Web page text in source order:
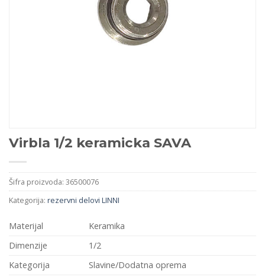
Virbla 1/2 keramicka SAVA
Šifra proizvoda: 36500076
Kategorija: rezervni delovi LINNI
Materijal
Keramika
Dimenzije
1/2
Kategorija
Slavine/Dodatna oprema